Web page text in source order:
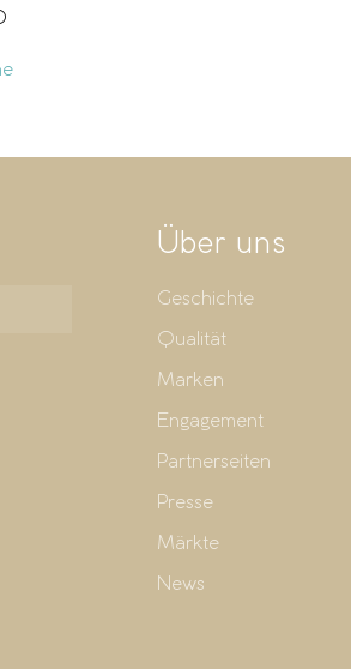
Über uns
Geschichte
Qualität
Marken
Engagement
Partnerseiten
Presse
Märkte
News